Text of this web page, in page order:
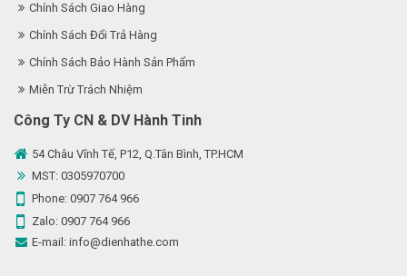
Chính Sách Giao Hàng
Chính Sách Đổi Trả Hàng
Chính Sách Bảo Hành Sản Phẩm
Miễn Trừ Trách Nhiệm
Công Ty CN & DV Hành Tinh
54 Châu Vĩnh Tế, P12, Q.Tân Bình, TP.HCM
MST: 0305970700
Phone: 0907 764 966
Zalo: 0907 764 966
E-mail: info@dienhathe.com